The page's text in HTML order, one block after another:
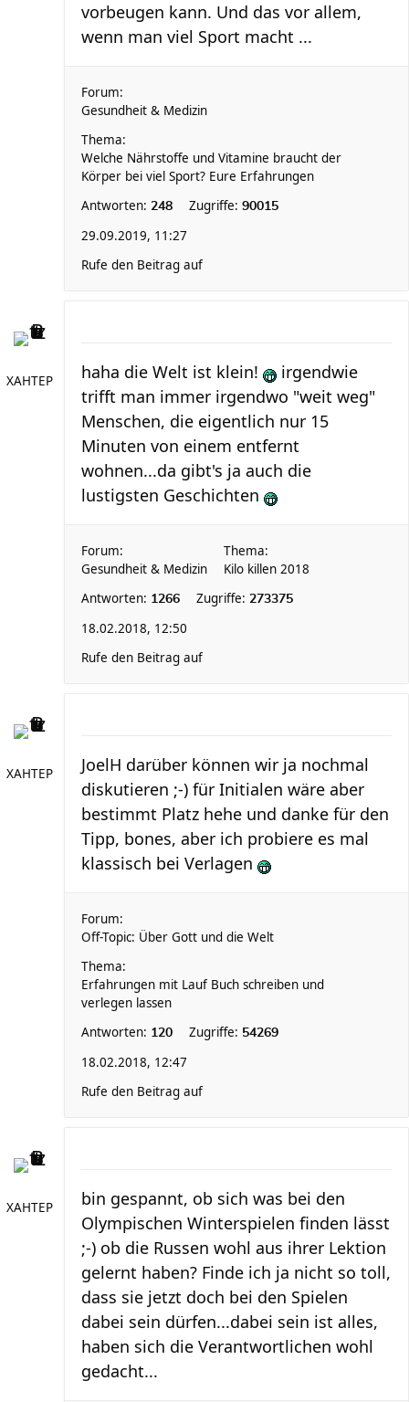
vorbeugen kann. Und das vor allem,
wenn man viel Sport macht ...
Forum:
Gesundheit & Medizin
Thema:
Welche Nährstoffe und Vitamine braucht der
Körper bei viel Sport? Eure Erfahrungen
Antworten: 248 Zugriffe: 90015
29.09.2019, 11:27
Rufe den Beitrag auf
XAHTEP haha die Welt ist klein!
irgendwie
trifft man immer irgendwo "weit weg"
Menschen, die eigentlich nur 15
Minuten von einem entfernt
wohnen...da gibt's ja auch die
lustigsten Geschichten
Forum:
Gesundheit & Medizin
Thema:
Kilo killen 2018
Antworten: 1266 Zugriffe: 273375
18.02.2018, 12:50
Rufe den Beitrag auf
XAHTEP
JoelH darüber können wir ja nochmal
diskutieren ;-) für Initialen wäre aber
bestimmt Platz hehe und danke für den
Tipp, bones, aber ich probiere es mal
klassisch bei Verlagen
Forum:
Off-Topic: Über Gott und die Welt
Thema:
Erfahrungen mit Lauf Buch schreiben und
verlegen lassen
Antworten: 120 Zugriffe: 54269
18.02.2018, 12:47
Rufe den Beitrag auf
XAHTEP
bin gespannt, ob sich was bei den
Olympischen Winterspielen finden lässt
;-) ob die Russen wohl aus ihrer Lektion
gelernt haben? Finde ich ja nicht so toll,
dass sie jetzt doch bei den Spielen
dabei sein dürfen...dabei sein ist alles,
haben sich die Verantwortlichen wohl
gedacht...